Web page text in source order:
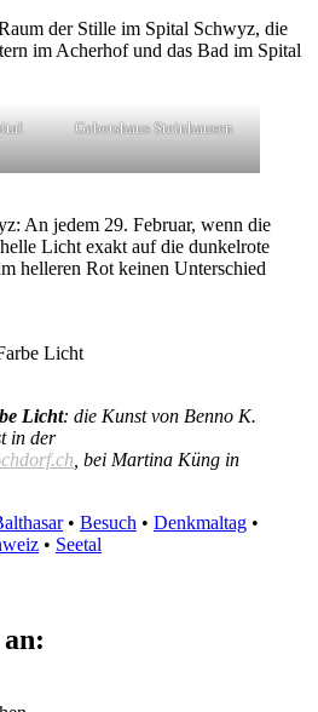
der Stille im Spital Schwyz, die
im Acherhof und das Bad im Spital
Gebetshaus Steinhausen
An jedem 29. Februar, wenn die
Licht exakt auf die dunkelrote
helleren Rot keinen Unterschied
Licht
Licht: die Kunst von Benno K.
in der
, bei Martina Küng in
• Besuch • Denkmaltag •
• Seetal